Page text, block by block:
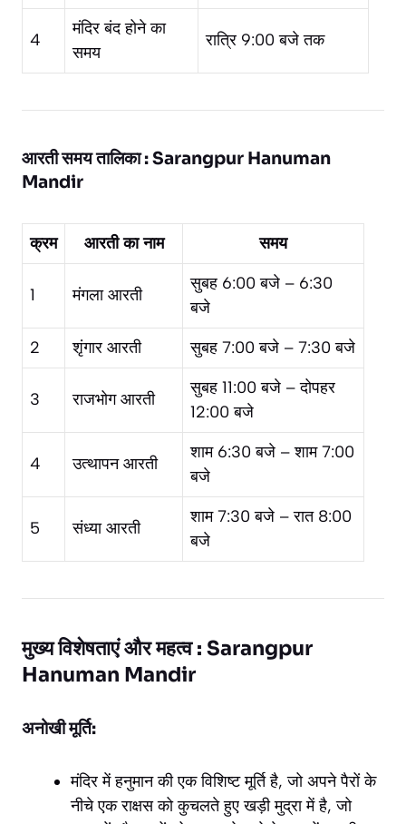
4
मंदिर बंद होने का
समय
रात्रि 9:00 बजे तक
आरती समय तालिका : Sarangpur Hanuman
Mandir
क्रम आरती का नाम समय
1 मंगला आरती
सुबह 6:00 बजे – 6:30
बजे
2
शृंगार आरती सुबह 7:00 बजे – 7:30 बजे
3 राजभोग आरती
सुबह 11:00 बजे – दोपहर
12:00 बजे
4 उत्थापन आरती
शाम 6:30 बजे – शाम 7:00
बजे
5 संध्या आरती
शाम 7:30 बजे – रात 8:00
बजे
मुख्य विशेषताएं और महत्व : Sarangpur
Hanuman Mandir
अनोखी मूर्ति:
मंदिर में हनुमान की एक विशिष्ट मूर्ति है, जो अपने पैरों के
नीचे एक राक्षस को कुचलते हुए खड़ी मुद्रा में है, जो